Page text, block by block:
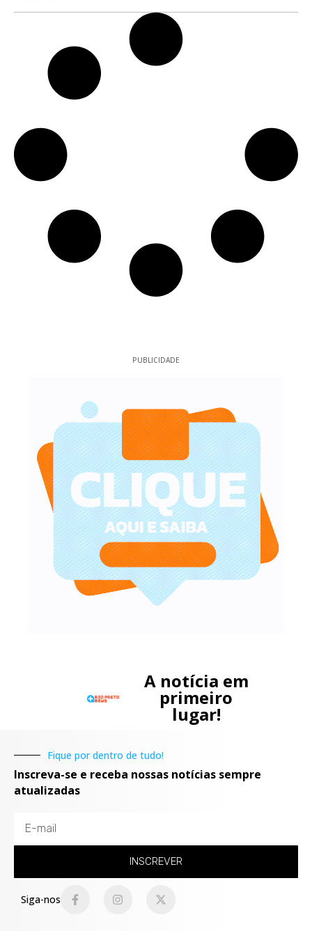
PUBLICIDADE
A notícia em
primeiro
lugar!
Fique por dentro de tudo!
Inscreva-se e receba nossas notícias sempre
atualizadas
INSCREVER
Siga-nos